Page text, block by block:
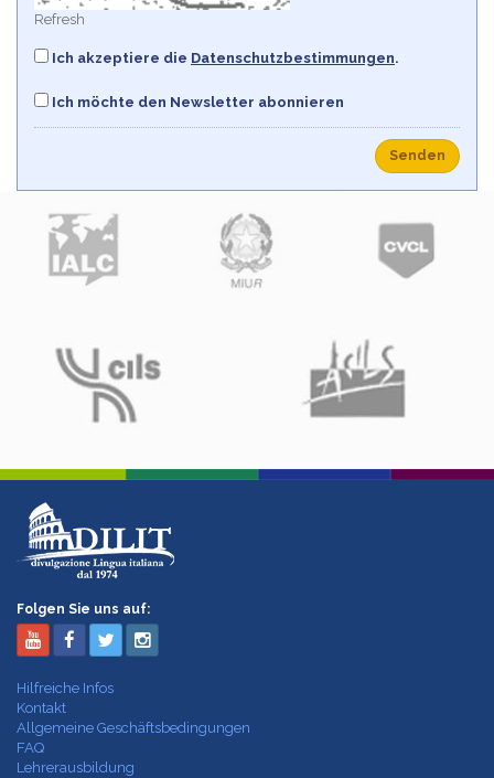
Refresh
Ich akzeptiere die Datenschutzbestimmungen.
Ich möchte den Newsletter abonnieren
Senden
Folgen Sie uns auf:
Hilfreiche Infos
Kontakt
Allgemeine Geschäftsbedingungen
FAQ
Lehrerausbildung